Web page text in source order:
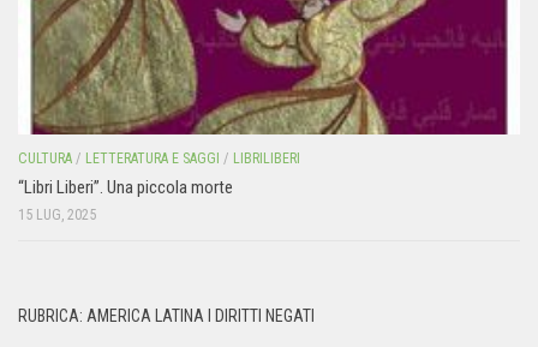
CULTURA / LETTERATURA E SAGGI / LIBRILIBERI
“Libri Liberi”. Una piccola morte
15 LUG, 2025
RUBRICA: AMERICA LATINA I DIRITTI NEGATI